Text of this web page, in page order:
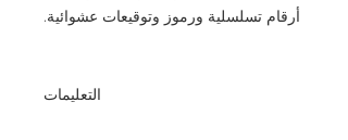
أرقام تسلسلية ورموز وتوقيعات عشوائية.
التعليمات